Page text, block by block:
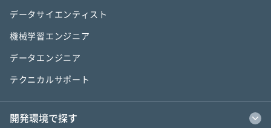
データサイエンティスト
機械学習エンジニア
データエンジニア
テクニカルサポート
開発環境で探す